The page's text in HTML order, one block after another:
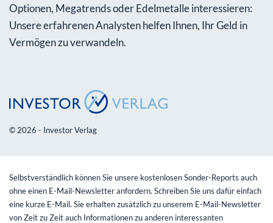
Optionen, Megatrends oder Edelmetalle interessieren:
Unsere erfahrenen Analysten helfen Ihnen, Ihr Geld in
Vermögen zu verwandeln.
© 2026 - Investor Verlag
Selbstverständlich können Sie unsere kostenlosen Sonder-Reports auch
ohne einen E-Mail-Newsletter anfordern. Schreiben Sie uns dafür einfach
eine kurze E-Mail. Sie erhalten zusätzlich zu unserem E-Mail-Newsletter
von Zeit zu Zeit auch Informationen zu anderen interessanten